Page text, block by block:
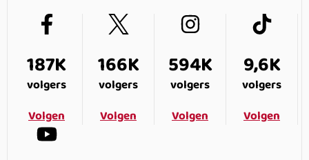
187K
volgers
Volgen
166K
volgers
Volgen
594K
volgers
Volgen
9,6K
volgers
Volgen